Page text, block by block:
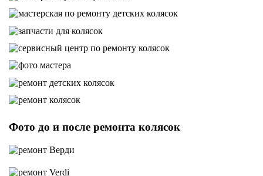
Фото до и после ремонта колясок